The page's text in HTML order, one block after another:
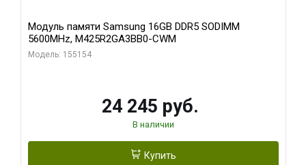
Модуль памяти Samsung 16GB DDR5 SODIMM
5600MHz, M425R2GA3BB0-CWM
Модель: 155154
24 245 руб.
В наличии
Купить